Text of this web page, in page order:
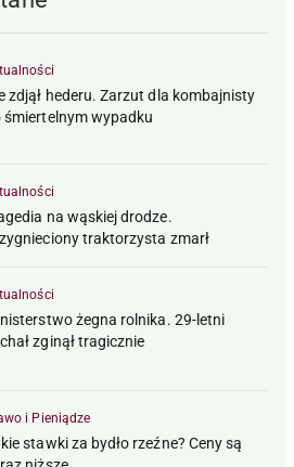
zdjął hederu. Zarzut dla kombajnisty
śmiertelnym wypadku
na wąskiej drodze.
traktorzysta zmarł
żegna rolnika. 29-letni
zginął tragicznie
i Pieniądze
stawki za bydło rzeźne? Ceny są